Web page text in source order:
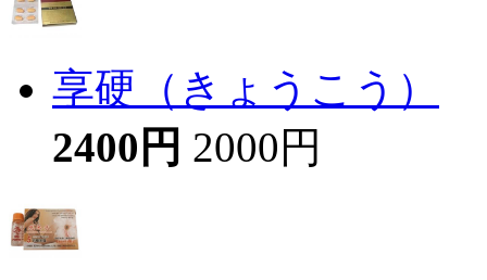
享硬（きょうこう）
2400円 2000円